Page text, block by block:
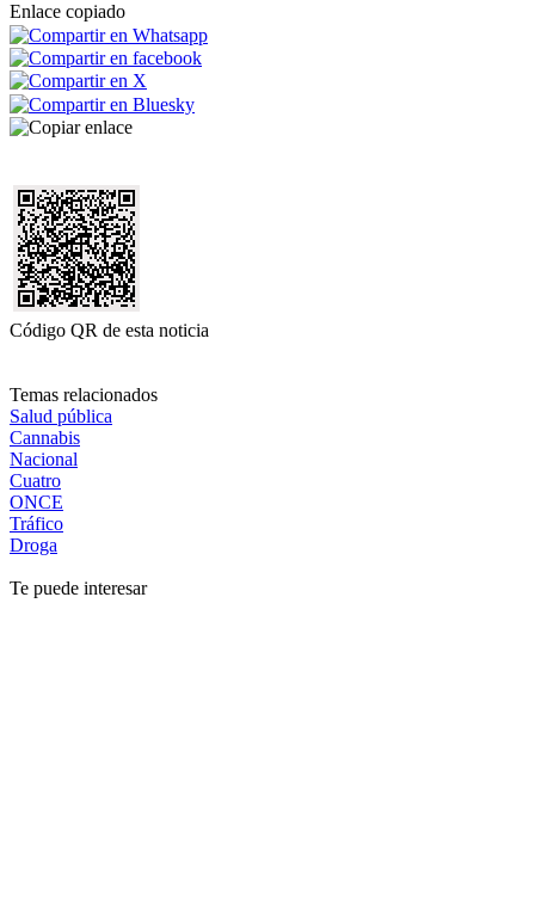
Enlace copiado
Código QR de esta noticia
Temas relacionados
Salud pública
Cannabis
Nacional
Cuatro
ONCE
Tráfico
Droga
Te puede interesar